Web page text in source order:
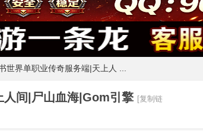
世界单职业传奇服务端|天上人 ...
人间|尸山血海|Gom引擎 [复制链